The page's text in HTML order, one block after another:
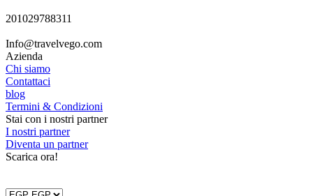
201029788311
Info@travelvego.com
Azienda
Chi siamo
Contattaci
blog
Termini & Condizioni
Stai con i nostri partner
I nostri partner
Diventa un partner
Scarica ora!